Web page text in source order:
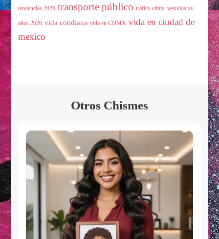
tendencias 2026 transporte público tráfico cdmx vestidos xv
años 2026 vida cotidiana vida en CDMX vida en ciudad de
mexico
Otros Chismes